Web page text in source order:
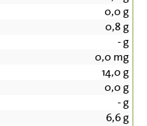
0,0 g
0,8 g
-g
0,0 mg
14,0 g
0,0 g
-g
6,6g